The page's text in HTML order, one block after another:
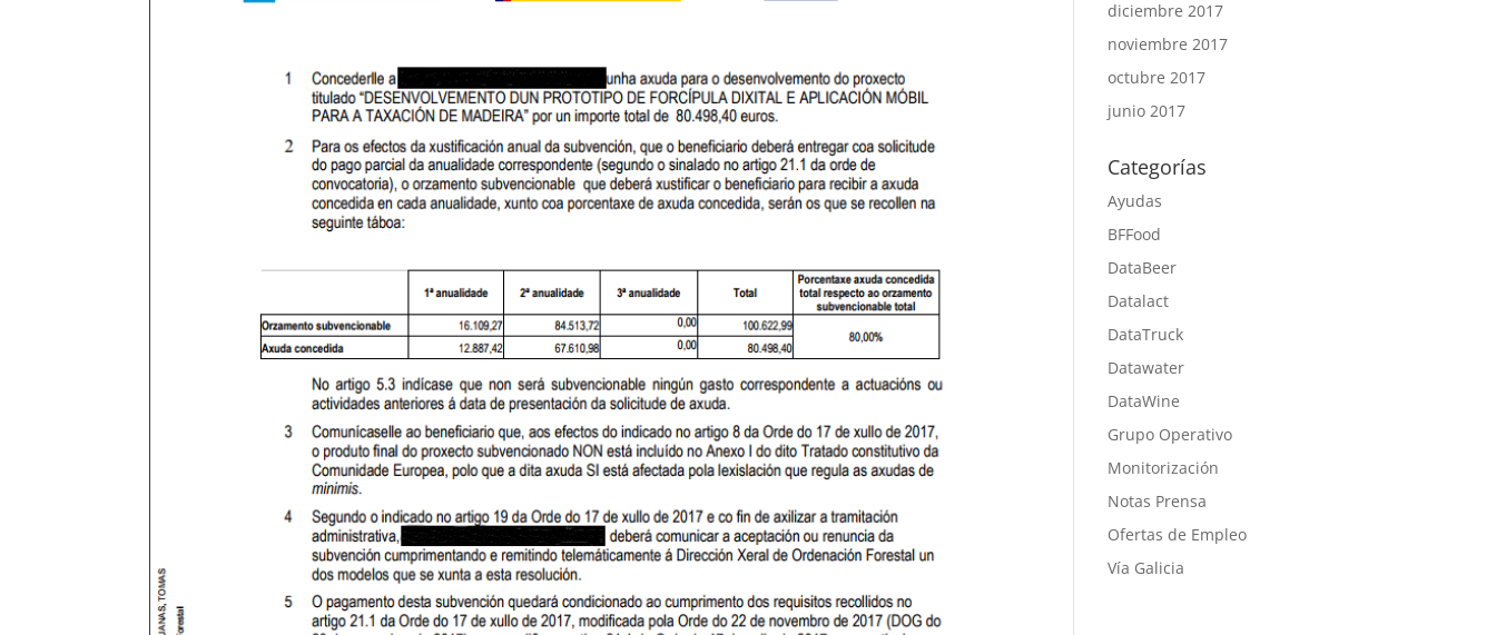
diciembre 2017
noviembre 2017
octubre 2017
junio 2017
Categorías
Ayudas
BFFood
DataBeer
Datalact
DataTruck
Datawater
DataWine
Grupo Operativo
Monitorización
Notas Prensa
Ofertas de Empleo
Vía Galicia